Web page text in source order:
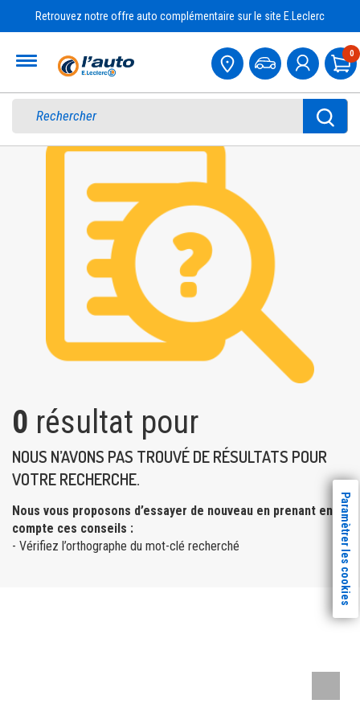
Retrouvez notre offre auto complémentaire sur le site E.Leclerc
0
0 résultat pour
NOUS N’AVONS PAS TROUVÉ DE RÉSULTATS POUR
VOTRE RECHERCHE.
Nous vous proposons d’essayer de nouveau en prenant en
compte ces conseils :
- Vérifiez l’orthographe du mot-clé recherché
Paramètrer les cookies